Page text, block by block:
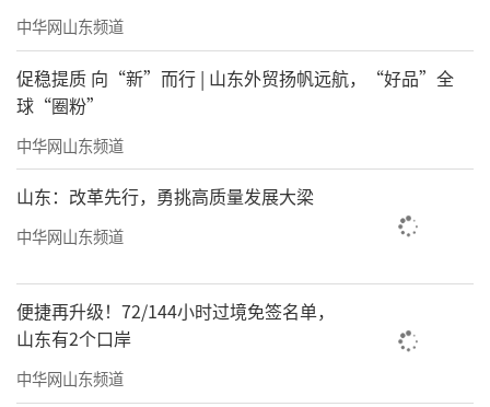
中华网山东频道
促稳提质 向“新”而行 | 山东外贸扬帆远航，“好品”全
球“圈粉”
中华网山东频道
山东：改革先行，勇挑高质量发展大梁
中华网山东频道
便捷再升级！72/144小时过境免签名单，
山东有2个口岸
中华网山东频道